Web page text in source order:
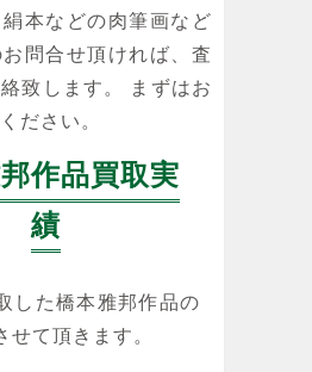
本などの肉筆画など
問合せ頂ければ、査
致します。 まずはお
ださい。
作品買取実
績
した橋本雅邦作品の
せて頂きます。